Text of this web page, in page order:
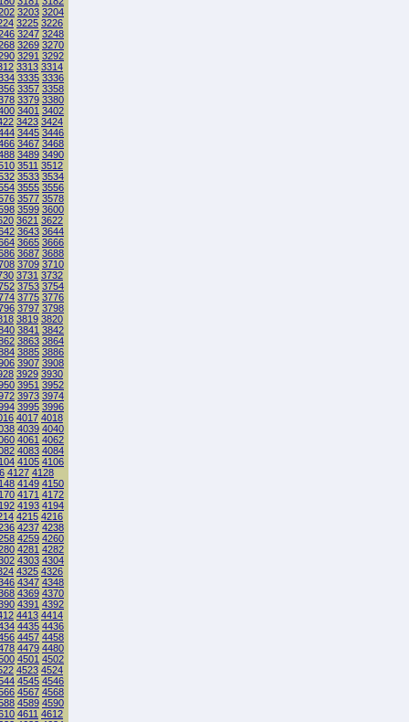
3203 3204
3225 3226
3247 3248
3269 3270
3291 3292
3313 3314
3335 3336
3357 3358
3379 3380
3401 3402
3423 3424
3445 3446
3467 3468
3489 3490
3511 3512
3533 3534
3555 3556
3577 3578
3599 3600
3621 3622
3643 3644
3665 3666
3687 3688
3709 3710
3731 3732
3753 3754
3775 3776
3797 3798
3819 3820
3841 3842
3863 3864
3885 3886
3907 3908
3929 3930
3951 3952
3973 3974
3995 3996
4017 4018
4039 4040
4061 4062
4083 4084
4105 4106
4127 4128
4149 4150
4171 4172
4193 4194
4215 4216
4237 4238
4259 4260
4281 4282
4303 4304
4325 4326
4347 4348
4369 4370
4391 4392
4413 4414
4435 4436
4457 4458
4479 4480
4501 4502
4523 4524
4545 4546
4567 4568
4589 4590
4611 4612